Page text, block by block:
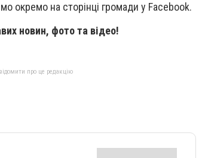
окремо на сторінці громади у Facebook.
новин, фото та відео!
про це редакцію